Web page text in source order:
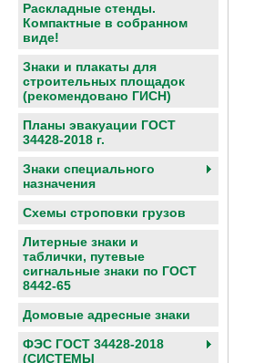
Раскладные стенды.
Компактные в собранном
виде!
Знаки и плакаты для
строительных площадок
(рекомендовано ГИСН)
Планы эвакуации ГОСТ
34428-2018 г.
Знаки специального
назначения
Схемы строповки грузов
Литерные знаки и
таблички, путевые
сигнальные знаки по ГОСТ
8442-65
Домовые адресные знаки
ФЭС ГОСТ 34428-2018
(СИСТЕМЫ